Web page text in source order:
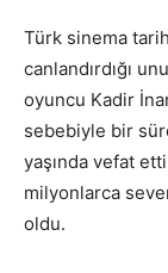
Türk sinema
canlandırdığı
oyuncu Kadir
sebebiyle bir
yaşında vefat
milyonlarca
oldu.